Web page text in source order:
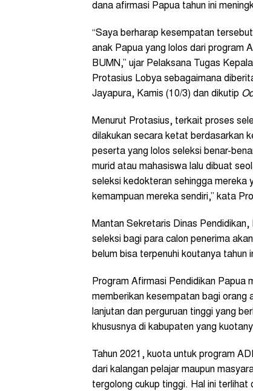
dana afirmasi Papua tahun ini
“Saya berharap kesempatan
anak Papua yang lolos dari program
BUMN,” ujar Pelaksana Tugas
Protasius Lobya sebagaimana
Jayapura, Kamis (10/3) dan dikutip
Menurut Protasius, terkait proses
dilakukan secara ketat berdasarkan
peserta yang lolos seleksi benar-
murid atau mahasiswa lalu dibuat
seleksi kedokteran sehingga mereka
kemampuan mereka sendiri,” kata
Mantan Sekretaris Dinas
seleksi bagi para calon penerima
belum bisa terpenuhi koutanya tahun
Program Afirmasi Pendidikan Papua
memberikan kesempatan bagi orang
lanjutan dan perguruan tinggi yang
khususnya di kabupaten yang
Tahun 2021, kuota untuk program
dari kalangan pelajar maupun
tergolong cukup tinggi. Hal ini